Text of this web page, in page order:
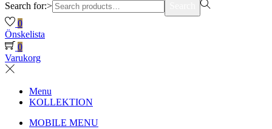
Search for:>
0
Önskelista
0
Varukorg
Menu
KOLLEKTION
MOBILE MENU